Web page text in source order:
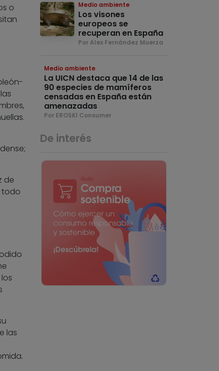
o
de
todo
las
Medio ambiente
Los visones
europeos se
recuperan en España
Por Alex Fernández Muerza
Medio ambiente
La UICN destaca que 14 de las
90 especies de mamíferos
censadas en España están
amenazadas
Por EROSKI Consumer
De interés